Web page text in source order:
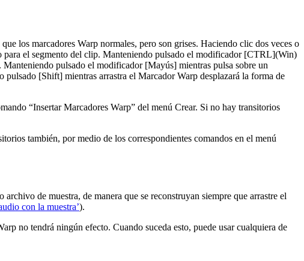
los marcadores Warp normales, pero son grises. Haciendo clic dos veces o
para el segmento del clip. Manteniendo pulsado el modificador [CTRL](Win)
pulsado el modificador [Mayús] mientras pulsa sobre un
[Shift] mientras arrastra el Marcador Warp desplazará la forma de
“Insertar Marcadores Warp” del menú Crear. Si no hay transitorios
también, por medio de los correspondientes comandos en el menú
de muestra, de manera que se reconstruyan siempre que arrastre el
con la muestra’).
no tendrá ningún efecto. Cuando suceda esto, puede usar cualquiera de